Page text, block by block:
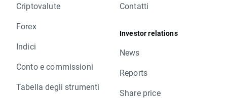
Criptovalute
Forex
Indici
Conto e commissioni
Tabella degli strumenti
Contatti
Investor relations
News
Reports
Share price